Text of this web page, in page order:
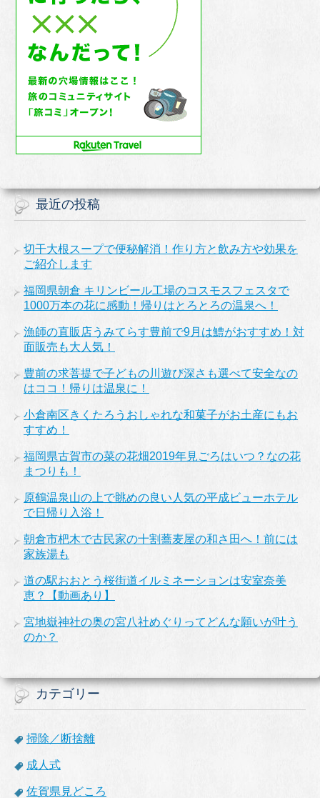
最近の投稿
切干大根スープで便秘解消！作り方と飲み方や効果を
ご紹介します
福岡県朝倉 キリンビール工場のコスモスフェスタで
1000万本の花に感動！帰りはとろとろの温泉へ！
漁師の直販店うみてらす豊前で9月は鱧がおすすめ！対
面販売も大人気！
豊前の求菩提で子どもの川遊び深さも選べて安全なの
はココ！帰りは温泉に！
小倉南区きくたろうおしゃれな和菓子がお土産にもお
すすめ！
福岡県古賀市の菜の花畑2019年見ごろはいつ？なの花
まつりも！
原鶴温泉山の上で眺めの良い人気の平成ビューホテル
で日帰り入浴！
朝倉市杷木で古民家の十割蕎麦屋の和さ田へ！前には
家族湯も
道の駅おおとう桜街道イルミネーションは安室奈美
恵？【動画あり】
宮地嶽神社の奥の宮八社めぐりってどんな願いが叶う
のか？
カテゴリー
掃除／断捨離
成人式
佐賀県見どころ